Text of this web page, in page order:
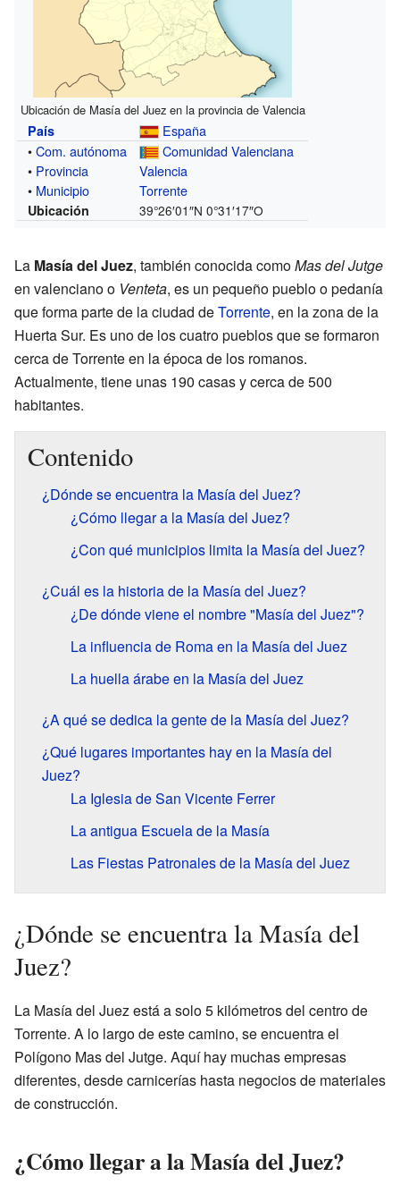
Ubicación de Masía del Juez en la provincia de Valencia
País
España
•Com. autónoma
Comunidad Valenciana
• Provincia
Valencia
• Municipio Torrente
Ubicación 39°26′01″N 0°31′17″O
La Masía del Juez, también conocida comoMas del Jutge
en valenciano o Venteta, es un pequeño pueblo o pedanía
que forma parte de la ciudad deTorrente, en la zona de la
Huerta Sur. Es uno de los cuatro pueblos que se formaron
cerca de Torrente en la época de los romanos.
Actualmente, tiene unas 190 casas y cerca de 500
habitantes.
Contenido
¿Dónde se encuentra la Masía del Juez?
¿Cómo llegar a la Masía del Juez?
¿Con qué municipios limita la Masía del Juez?
¿Cuál es la historia de la Masía del Juez?
¿De dónde viene el nombre "Masía del Juez"?
La influencia de Roma en la Masía del Juez
La huella árabe en la Masía del Juez
¿A qué se dedica la gente de la Masía del Juez?
¿Qué lugares importantes hay en la Masía del
Juez?
La Iglesia de San Vicente Ferrer
La antigua Escuela de la Masía
Las Fiestas Patronales de la Masía del Juez
¿Dónde se encuentra la Masía del
Juez?
La Masía del Juez está a solo 5 kilómetros del centro de
Torrente. A lo largo de este camino, se encuentra el
Polígono Mas del Jutge. Aquí hay muchas empresas
diferentes, desde carnicerías hasta negocios de materiales
de construcción.
¿Cómo llegar a la Masía del Juez?